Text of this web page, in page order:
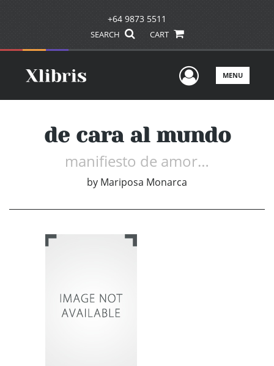
+64 9873 5511
SEARCH CART
UserMENU
de cara al mundo
manifiesto de amor…
by Mariposa Monarca